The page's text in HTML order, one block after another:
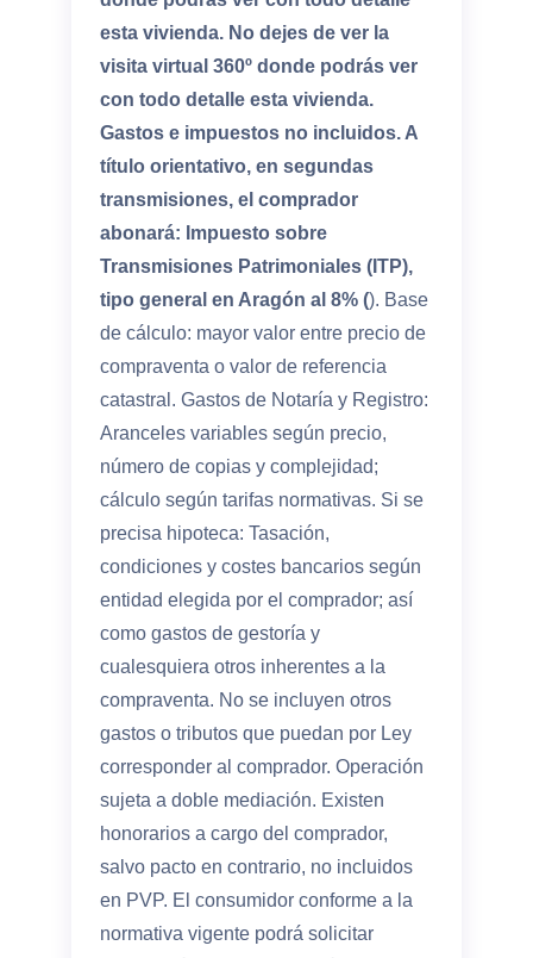
esta vivienda. No dejes de ver la
visita virtual 360º donde podrás ver
con todo detalle esta vivienda.
Gastos e impuestos no incluidos. A
título orientativo, en segundas
transmisiones, el comprador
abonará: Impuesto sobre
Transmisiones Patrimoniales (ITP),
tipo general en Aragón al 8% (). Base
de cálculo: mayor valor entre precio de
compraventa o valor de referencia
catastral. Gastos de Notaría y Registro:
Aranceles variables según precio,
número de copias y complejidad;
cálculo según tarifas normativas. Si se
precisa hipoteca: Tasación,
condiciones y costes bancarios según
entidad elegida por el comprador; así
como gastos de gestoría y
cualesquiera otros inherentes a la
compraventa. No se incluyen otros
gastos o tributos que puedan por Ley
corresponder al comprador. Operación
sujeta a doble mediación. Existen
honorarios a cargo del comprador,
salvo pacto en contrario, no incluidos
en PVP. El consumidor conforme a la
normativa vigente podrá solicitar